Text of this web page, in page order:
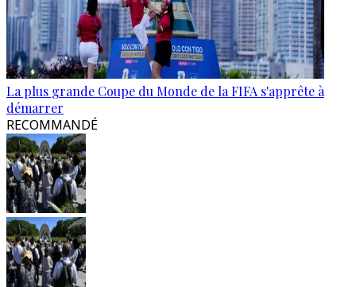
La plus grande Coupe du Monde de la FIFA s'apprête à
démarrer
RECOMMANDÉ